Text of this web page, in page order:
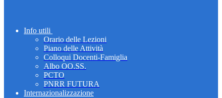
Info utili
Orario delle Lezioni
Piano delle Attività
Colloqui Docenti-Famiglia
Albo OO.SS.
PCTO
PNRR FUTURA
Internazionalizzazione